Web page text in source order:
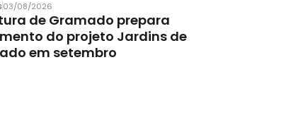
03/08/2026
de Gramado prepara
do projeto Jardins de
em setembro